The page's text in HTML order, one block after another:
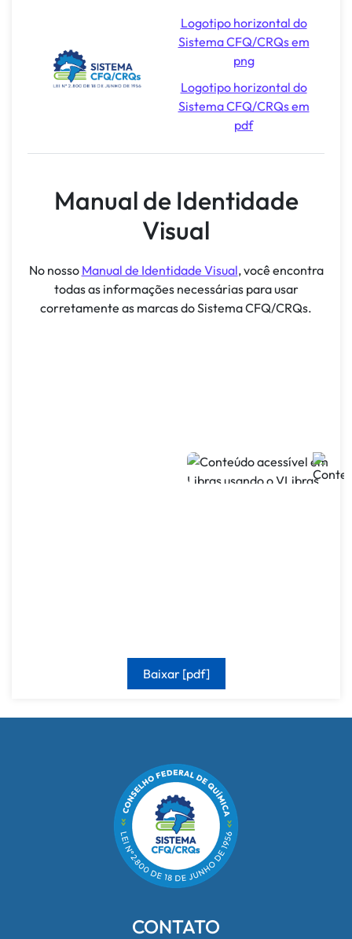
Logotipo horizontal do
Sistema CFQ/CRQs em
png
Logotipo horizontal do
Sistema CFQ/CRQs em
pdf
Manual de Identidade
Visual
No nosso Manual de Identidade Visual, você encontra
todas as informações necessárias para usar
corretamente as marcas do Sistema CFQ/CRQs.
Baixar [pdf]
CONTATO